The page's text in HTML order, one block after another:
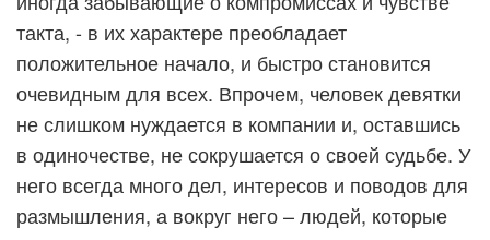
такта, - в их характере преобладает
положительное начало, и быстро становится
очевидным для всех. Впрочем, человек девятки
не слишком нуждается в компании и, оставшись
в одиночестве, не сокрушается о своей судьбе. У
него всегда много дел, интересов и поводов для
размышления, а вокруг него – людей, которые